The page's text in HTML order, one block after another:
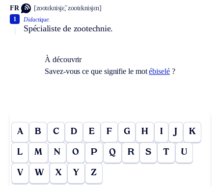
FR [zootɛknisjɛ̃, zootɛknisjɛn]
Didactique.
Spécialiste de zootechnie.
1
À découvrir
Savez-vous ce que signifie le motébiselé?
A B C D E F G H I J K
L M N O P Q R S T U
V W X Y Z